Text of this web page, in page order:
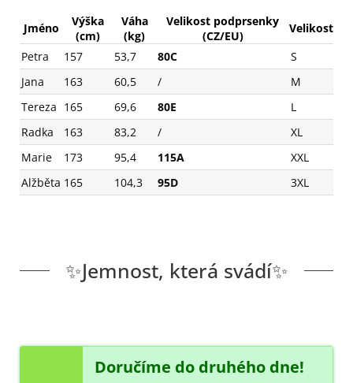
Jméno
Výška
(cm)
Váha
(kg)
Velikost podprsenky
(CZ/EU)
Velikost
Petra
157 53,7 80C
S
Jana
163 60,5 /
M
Tereza 165 69,6 80E
L
Radka
163 83,2 /
XL
Marie
173 95,4 115A
XXL
Alžběta 165 104,3 95D 3XL
✨Jemnost, která svádí✨
Doručíme do druhého dne!